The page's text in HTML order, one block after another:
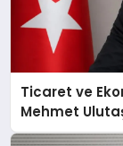
Ticaret ve
Mehmet
açıklamada